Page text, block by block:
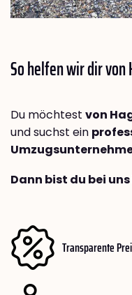
So helfen wir dir von
Du möchtest von
und suchst ein
Dann bist du bei
Transparente